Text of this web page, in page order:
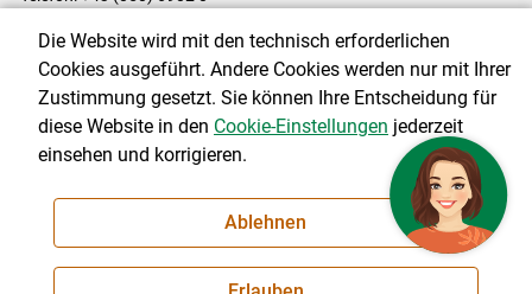
Impressum|Kontakt|Gewinnspiele|Datenschutzerklärung |
Barrierefreiheit
Cookie-Einstellungen
NEWSLETTER
Die Website wird mit den technisch erforderlichen
Cookies ausgeführt. Andere Cookies werden nur mit Ihrer
Zustimmung gesetzt. Sie können Ihre Entscheidung für
diese Website in den Cookie-Einstellungen jederzeit
einsehen und korrigieren.
Ablehnen